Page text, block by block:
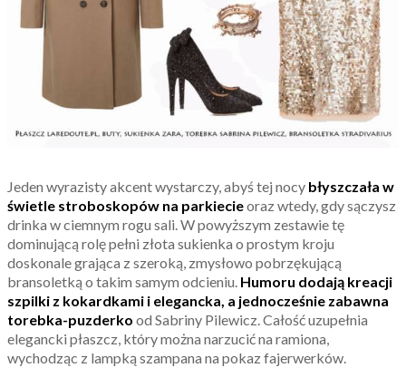
Jeden wyrazisty akcent wystarczy, abyś tej nocy błyszczała w
świetle stroboskopów na parkiecieoraz wtedy, gdy sączysz
drinka w ciemnym rogu sali. W powyższym zestawie tę
dominującą rolę pełni złota sukienka o prostym kroju
doskonale grająca z szeroką, zmysłowo pobrzękującą
bransoletką o takim samym odcieniu. Humoru dodają kreacji
szpilki z kokardkami i elegancka, a jednocześnie zabawna
torebka-puzderko od Sabriny Pilewicz. Całość uzupełnia
elegancki płaszcz, który można narzucić na ramiona,
wychodząc z lampką szampana na pokaz fajerwerków.